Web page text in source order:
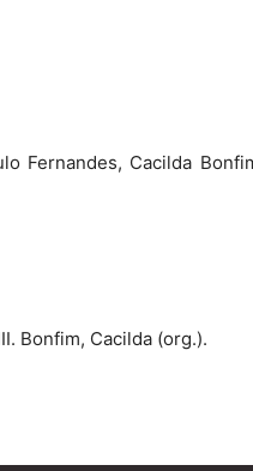
Fernandes, Cacilda
Bonfim, Cacilda (org.).